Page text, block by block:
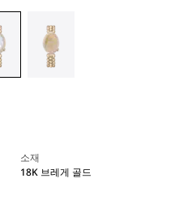
소재
18K 브레게 골드